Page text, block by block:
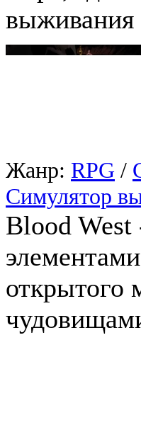
выживания
Жанр: RPG /
Симулятор
Blood
открытого